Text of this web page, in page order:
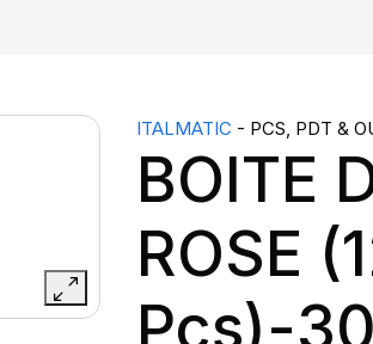
ITALMATIC - PCS, PDT &
BOITE
ROSE
Pcs)-